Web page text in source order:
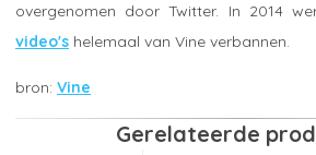
overgenomen door Twitter. In 2014
video's helemaal van Vine verbannen.
Vine
Gerelateerde